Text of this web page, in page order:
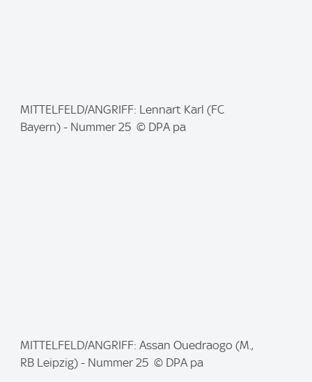
m
MITTELFELD/ANGRIFF: Lennart Karl (FC
Bayern) - Nummer 25 © DPA pa
m
MITTELFELD/ANGRIFF: Assan Ouedraogo (M.,
RB Leipzig) - Nummer 25 © DPA pa